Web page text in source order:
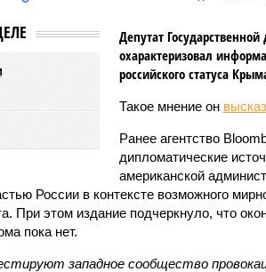
Депутат
охарактеризовал
российского статуса
Такое мнение он
Ранее агентство
дипломатические
американской
России в контексте возможного
При этом издание подчеркнуло, что
пока нет.
западное сообщество